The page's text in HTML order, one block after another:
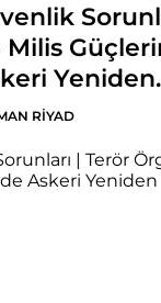
Yeniden
RİYAD